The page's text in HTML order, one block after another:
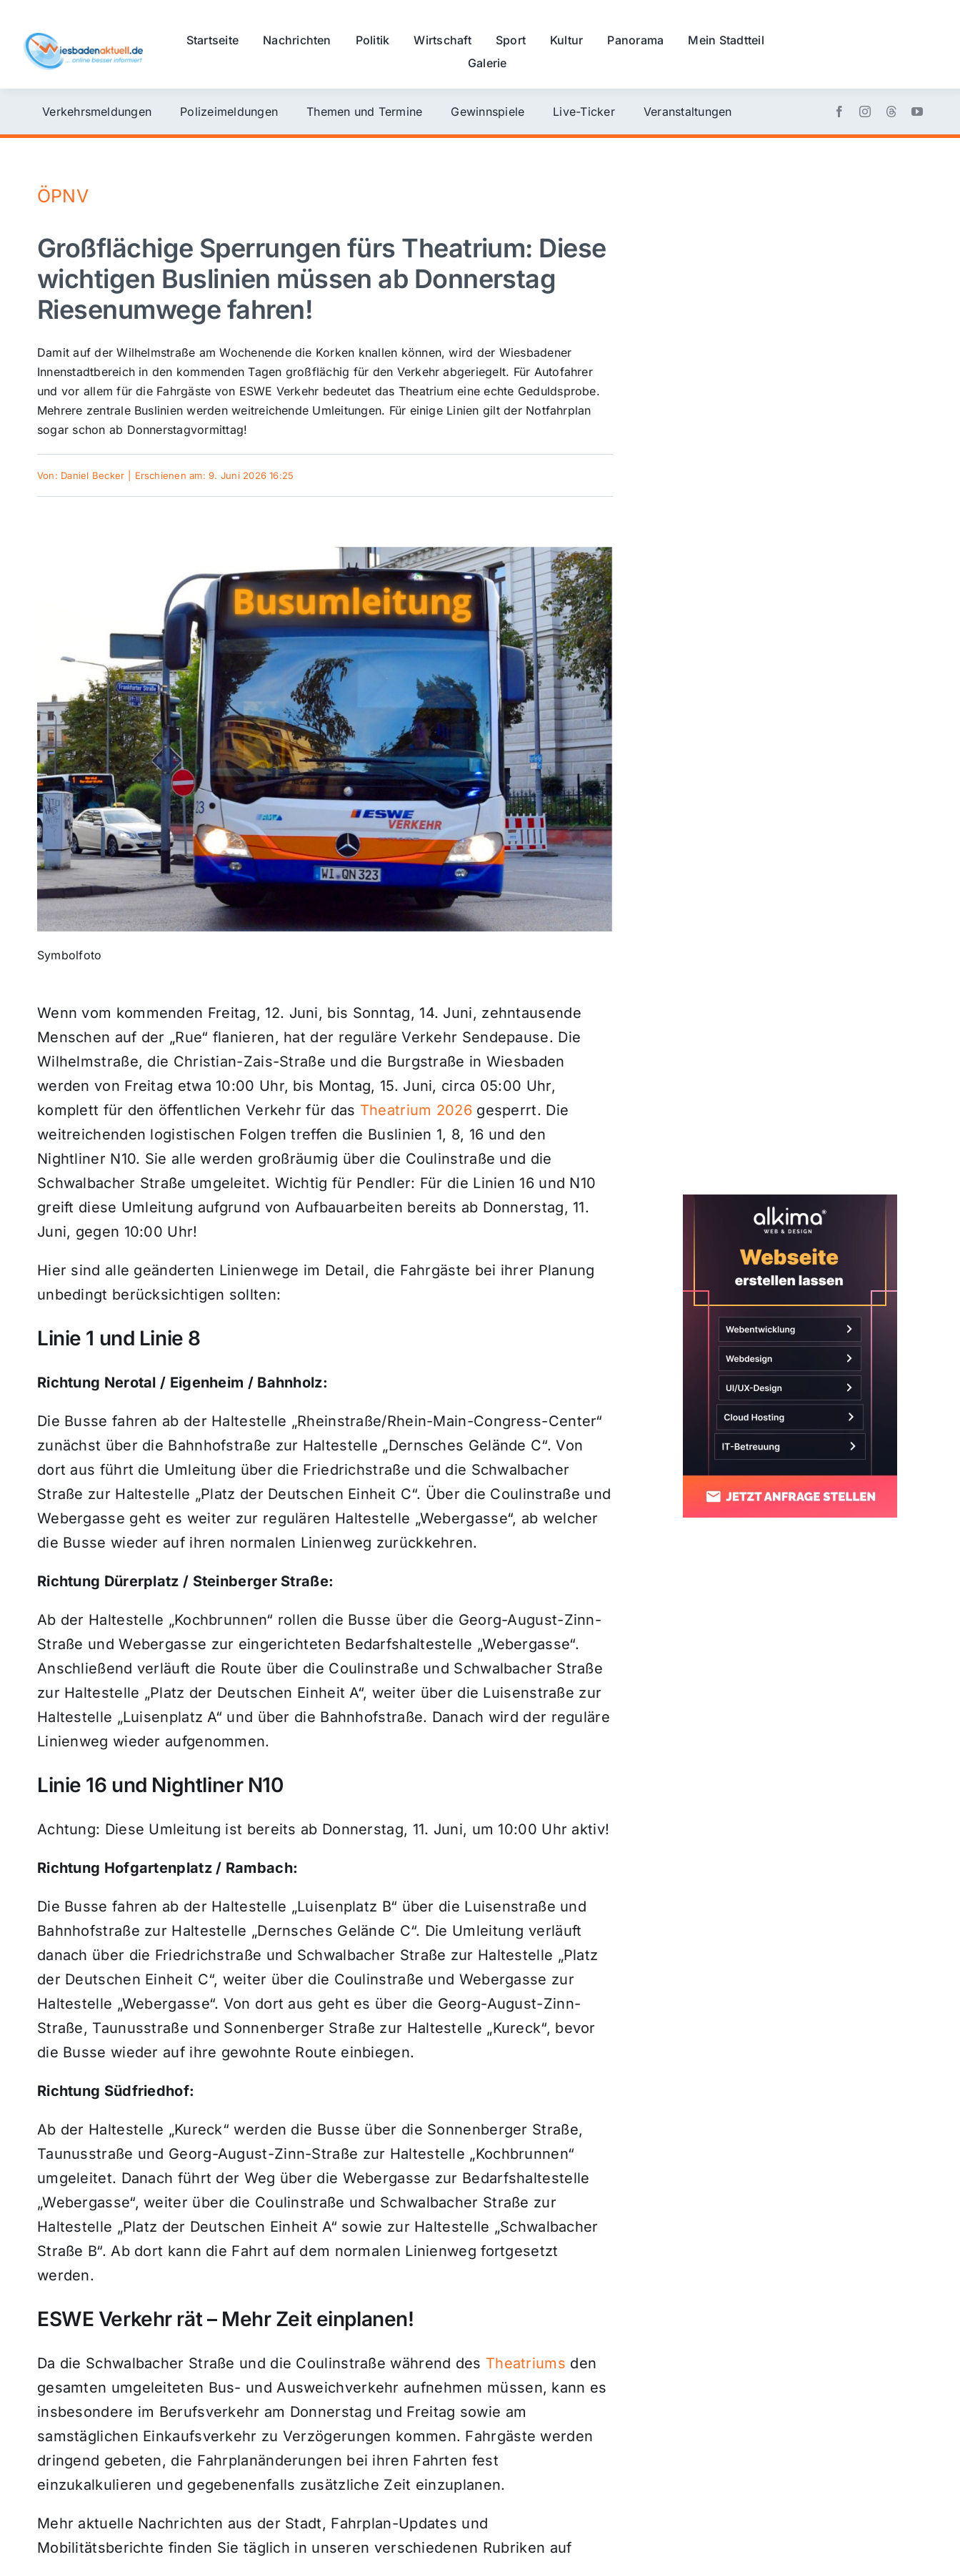
content
Startseite Nachrichten Politik Wirtschaft Sport Kultur Panorama
Mein Stadtteil
Galerie
Verkehrsmeldungen Polizeimeldungen Themen und Termine Gewinnspiele Live-Ticker Veranstaltungen
ÖPNV
Großflächige Sperrungen fürs Theatrium: Diese
wichtigen Buslinien müssen ab Donnerstag
Riesenumwege fahren!
Damit auf der Wilhelmstraße am Wochenende die Korken knallen können, wird der Wiesbadener
Innenstadtbereich in den kommenden Tagen großflächig für den Verkehr abgeriegelt. Für Autofahrer
und vor allem für die Fahrgäste von ESWE Verkehr bedeutet das Theatrium eine echte Geduldsprobe.
Mehrere zentrale Buslinien werden weitreichende Umleitungen. Für einige Linien gilt der Notfahrplan
sogar schon ab Donnerstagvormittag!
Von: Daniel Becker Erschienen am: 9. Juni 2026 16:25
Symbolfoto
Wenn vom kommenden Freitag, 12. Juni, bis Sonntag, 14. Juni, zehntausende
Menschen auf der „Rue“ flanieren, hat der reguläre Verkehr Sendepause. Die
Wilhelmstraße, die Christian-Zais-Straße und die Burgstraße in Wiesbaden
werden von Freitag etwa 10:00 Uhr, bis Montag, 15. Juni, circa 05:00 Uhr,
komplett für den öffentlichen Verkehr für das Theatrium 2026gesperrt. Die
weitreichenden logistischen Folgen treffen die Buslinien 1, 8, 16 und den
Nightliner N10. Sie alle werden großräumig über die Coulinstraße und die
Schwalbacher Straße umgeleitet. Wichtig für Pendler: Für die Linien 16 und N10
greift diese Umleitung aufgrund von Aufbauarbeiten bereits ab Donnerstag, 11.
Juni, gegen 10:00 Uhr!
Hier sind alle geänderten Linienwege im Detail, die Fahrgäste bei ihrer Planung
unbedingt berücksichtigen sollten:
Linie 1 und Linie 8
Richtung Nerotal / Eigenheim / Bahnholz:
Die Busse fahren ab der Haltestelle „Rheinstraße/Rhein-Main-Congress-Center“
zunächst über die Bahnhofstraße zur Haltestelle „Dernsches Gelände C“. Von
dort aus führt die Umleitung über die Friedrichstraße und die Schwalbacher
Straße zur Haltestelle „Platz der Deutschen Einheit C“. Über die Coulinstraße und
Webergasse geht es weiter zur regulären Haltestelle „Webergasse“, ab welcher
die Busse wieder auf ihren normalen Linienweg zurückkehren.
Richtung Dürerplatz / Steinberger Straße:
Ab der Haltestelle „Kochbrunnen“ rollen die Busse über die Georg-August-Zinn-
Straße und Webergasse zur eingerichteten Bedarfshaltestelle „Webergasse“.
Anschließend verläuft die Route über die Coulinstraße und Schwalbacher Straße
zur Haltestelle „Platz der Deutschen Einheit A“, weiter über die Luisenstraße zur
Haltestelle „Luisenplatz A“ und über die Bahnhofstraße. Danach wird der reguläre
Linienweg wieder aufgenommen.
Linie 16 und Nightliner N10
Achtung: Diese Umleitung ist bereits ab Donnerstag, 11. Juni, um 10:00 Uhr aktiv!
Richtung Hofgartenplatz / Rambach:
Die Busse fahren ab der Haltestelle „Luisenplatz B“ über die Luisenstraße und
Bahnhofstraße zur Haltestelle „Dernsches Gelände C“. Die Umleitung verläuft
danach über die Friedrichstraße und Schwalbacher Straße zur Haltestelle „Platz
der Deutschen Einheit C“, weiter über die Coulinstraße und Webergasse zur
Haltestelle „Webergasse“. Von dort aus geht es über die Georg-August-Zinn-
Straße, Taunusstraße und Sonnenberger Straße zur Haltestelle „Kureck“, bevor
die Busse wieder auf ihre gewohnte Route einbiegen.
Richtung Südfriedhof:
Ab der Haltestelle „Kureck“ werden die Busse über die Sonnenberger Straße,
Taunusstraße und Georg-August-Zinn-Straße zur Haltestelle „Kochbrunnen“
umgeleitet. Danach führt der Weg über die Webergasse zur Bedarfshaltestelle
„Webergasse“, weiter über die Coulinstraße und Schwalbacher Straße zur
Haltestelle „Platz der Deutschen Einheit A“ sowie zur Haltestelle „Schwalbacher
Straße B“. Ab dort kann die Fahrt auf dem normalen Linienweg fortgesetzt
werden.
ESWE Verkehr rät – Mehr Zeit einplanen!
Da die Schwalbacher Straße und die Coulinstraße während des Theatriums den
gesamten umgeleiteten Bus- und Ausweichverkehr aufnehmen müssen, kann es
insbesondere im Berufsverkehr am Donnerstag und Freitag sowie am
samstäglichen Einkaufsverkehr zu Verzögerungen kommen. Fahrgäste werden
dringend gebeten, die Fahrplanänderungen bei ihren Fahrten fest
einzukalkulieren und gegebenenfalls zusätzliche Zeit einzuplanen.
Mehr aktuelle Nachrichten aus der Stadt, Fahrplan-Updates und
Mobilitätsberichte finden Sie täglich in unseren verschiedenen Rubriken auf